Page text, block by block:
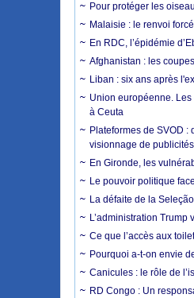
Pour protéger les
Malaisie : le renvoi
En RDC, l’épidémie
Afghanistan : les
Liban : six ans après
Union européenne.
à Ceuta
Plateformes de SVOD
visionnage de publicités
En Gironde, les
Le pouvoir politique
La défaite de la
L’administration
Ce que l’accès aux
Pourquoi a-t-on envie
Canicules : le rôle de
RD Congo : Un